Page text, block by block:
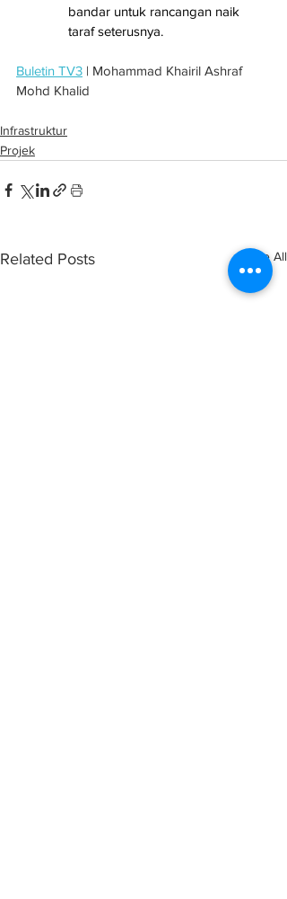
bandar untuk rancangan naik
taraf seterusnya.
Buletin TV3 | Mohammad Khairil Ashraf
Mohd Khalid
Infrastruktur
Projek
Related Posts See All